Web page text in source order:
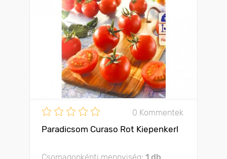
0 Kommentek
Paradicsom Curaso Rot Kiepenkerl